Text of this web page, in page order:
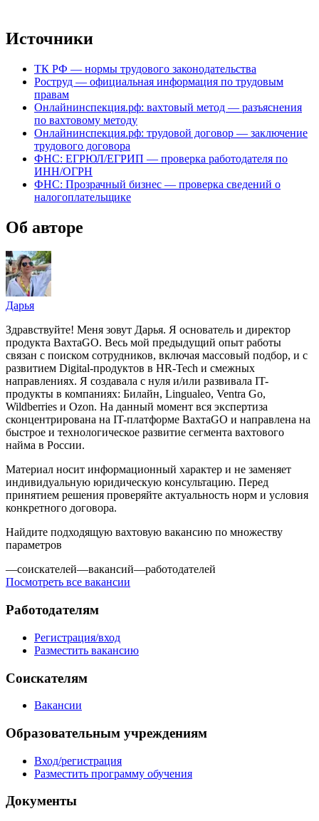
Источники
ТК РФ — нормы трудового законодательства
Роструд — официальная информация по трудовым
правам
Онлайнинспекция.рф: вахтовый метод — разъяснения
по вахтовому методу
Онлайнинспекция.рф: трудовой договор — заключение
трудового договора
ФНС: ЕГРЮЛ/ЕГРИП — проверка работодателя по
ИНН/ОГРН
ФНС: Прозрачный бизнес — проверка сведений о
налогоплательщике
Об авторе
Дарья
Здравствуйте! Меня зовут Дарья. Я основатель и директор
продукта ВахтаGO. Весь мой предыдущий опыт работы
связан с поиском сотрудников, включая массовый подбор, и с
развитием Digital-продуктов в HR-Tech и смежных
направлениях. Я создавала с нуля и/или развивала IT-
продукты в компаниях: Билайн, Lingualeo, Ventra Go,
Wildberries и Ozon. На данный момент вся экспертиза
сконцентрирована на IT-платформе ВахтаGO и направлена на
быстрое и технологическое развитие сегмента вахтового
найма в России.
Материал носит информационный характер и не заменяет
индивидуальную юридическую консультацию. Перед
принятием решения проверяйте актуальность норм и условия
конкретного договора.
Найдите подходящую вахтовую вакансию по множеству
параметров
—соискателей—вакансий—работодателей
Посмотреть все вакансии
Работодателям
Регистрация/вход
Разместить вакансию
Соискателям
Вакансии
Образовательным учреждениям
Вход/регистрация
Разместить программу обучения
Документы